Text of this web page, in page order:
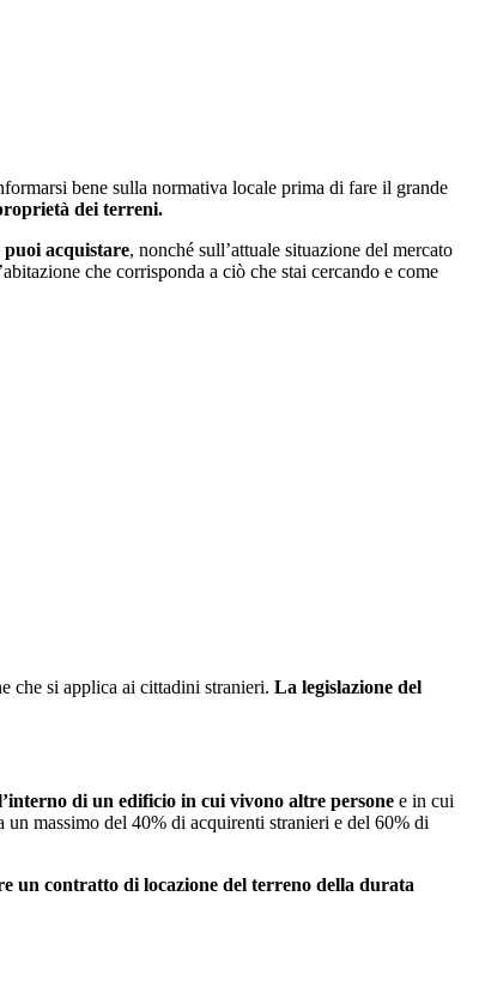
bene sulla normativa locale prima di fare il grande
dei terreni.
puoi acquistare, nonché sull’attuale situazione del mercato
che corrisponda a ciò che stai cercando e come
che si applica ai cittadini stranieri. La legislazione del
di un edificio in cui vivono altre persone e in cui
massimo del 40% di acquirenti stranieri e del 60% di
un contratto di locazione del terreno della durata